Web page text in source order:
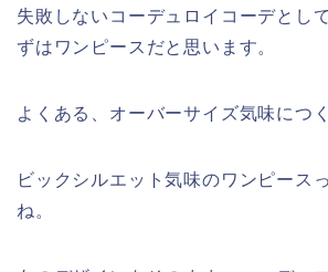
失敗しないコーデュロイコーデとし
ずはワンピースだと思います。
よくある、オーバーサイズ気味につ
ビックシルエット気味のワンピース
ね。